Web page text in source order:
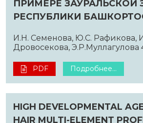
ПРИМЕРЕ ЗАУРАЛЬСКОЙ
РЕСПУБЛИКИ
И.Н. Семенова, Ю.С. Рафикова,
Дровосекова, Э.Р.Муллагулова
PDF Подробнее...
HIGH DEVELOPMENTAL
HAIR MULTI-ELEMENT